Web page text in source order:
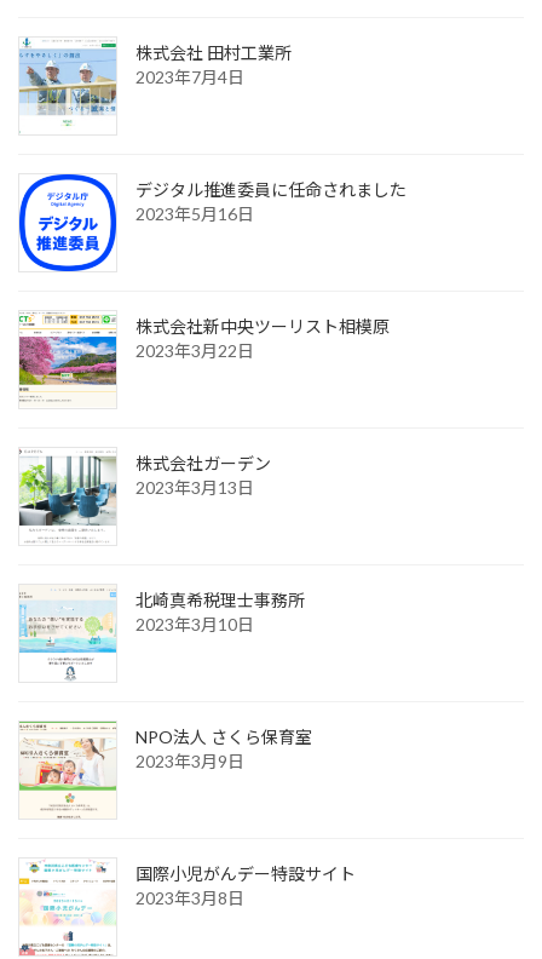
株式会社 田村工業所
2023年7月4日
デジタル推進委員に任命されました
2023年5月16日
株式会社新中央ツーリスト相模原
2023年3月22日
株式会社ガーデン
2023年3月13日
北崎真希税理士事務所
2023年3月10日
NPO法人 さくら保育室
2023年3月9日
国際小児がんデー特設サイト
2023年3月8日